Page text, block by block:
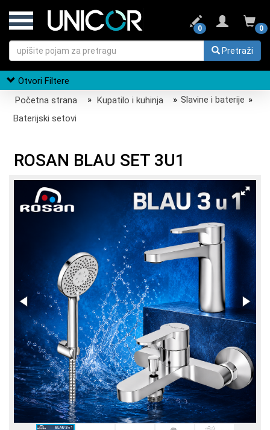
0
0
Pretraži
Otvori Filtere
Početna strana
» Kupatilo i kuhinja » Slavine i baterije »
Baterijski setovi
ROSAN BLAU SET 3U1